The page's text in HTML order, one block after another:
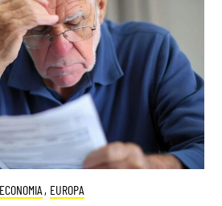
ECONOMIA , EUROPA